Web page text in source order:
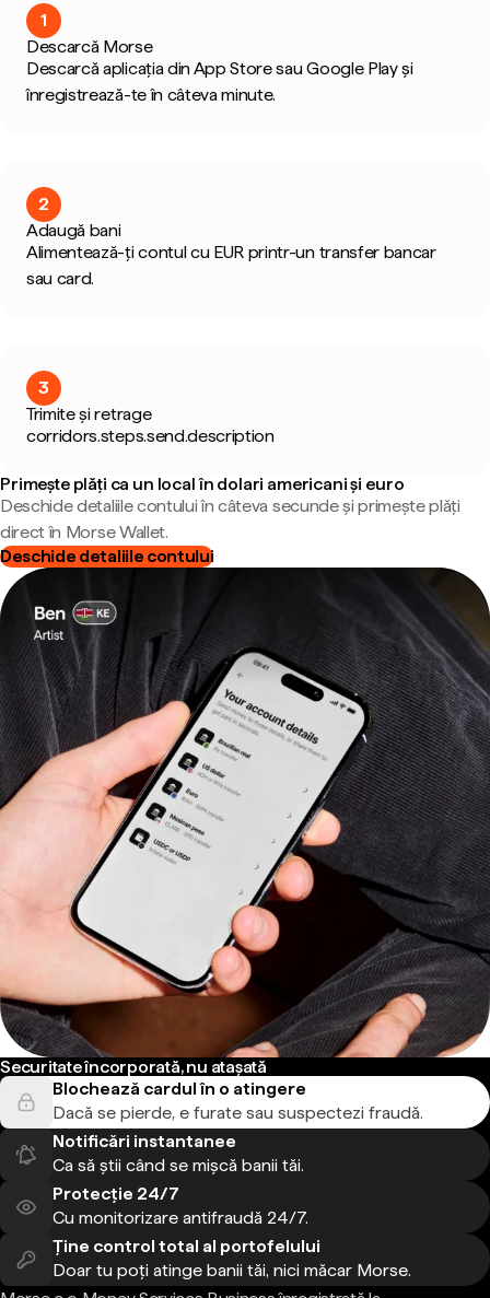
1
Descarcă Morse
Descarcă aplicația din App Store sau Google Play și
înregistrează-te în câteva minute.
2
Adaugă bani
Alimentează-ți contul cu EUR printr-un transfer bancar
sau card.
3
Trimite și retrage
corridors.steps.send.description
Primește plăți ca un local în dolari americani și euro
Deschide detaliile contului în câteva secunde și primește plăți
direct în Morse Wallet.
Deschide detaliile contului
Securitate încorporată, nu atașată
Blochează cardul în o atingere
Dacă se pierde, e furate sau suspectezi fraudă.
Notificări instantanee
Ca să știi când se mișcă banii tăi.
Protecție 24/7
Cu monitorizare antifraudă 24/7.
Ține control total al portofelului
Doar tu poți atinge banii tăi, nici măcar Morse.